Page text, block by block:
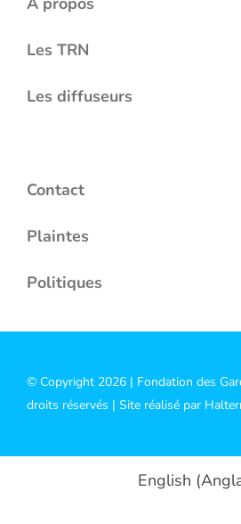
Les TRN
Les diffuseurs
Contact
Plaintes
Politiques
© Copyright 2026 | Fondation des
droits réservés | Site réalisé par
English (